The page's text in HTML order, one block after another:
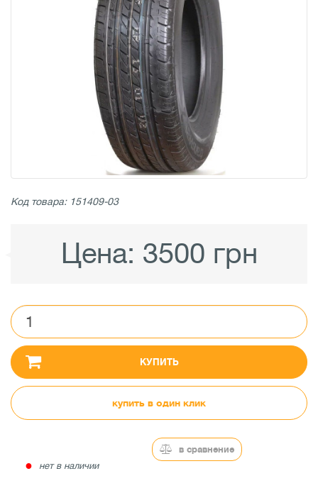
Код товара: 151409-03
Цена: 3500 грн
КУПИТЬ
купить в один клик
● нет в наличии
в сравнение